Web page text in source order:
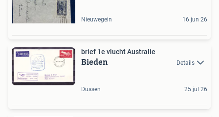
Nieuwegein 16 jun 26
brief 1e vlucht Australie
Bieden Details
Dussen 25 jul 26